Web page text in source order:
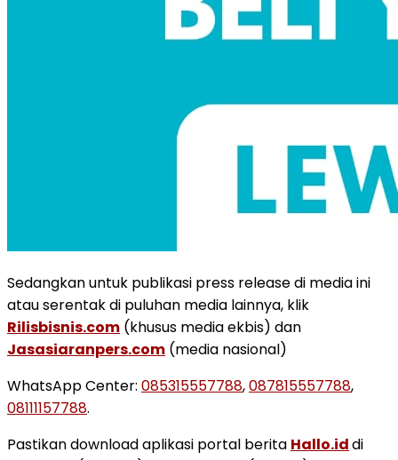
Sedangkan untuk publikasi press release di media ini
atau serentak di puluhan media lainnya, klik
Rilisbisnis.com (khusus media ekbis) dan
Jasasiaranpers.com (media nasional)
WhatsApp Center: 085315557788,087815557788,
08111157788.
Pastikan download aplikasi portal berita Hallo.iddi